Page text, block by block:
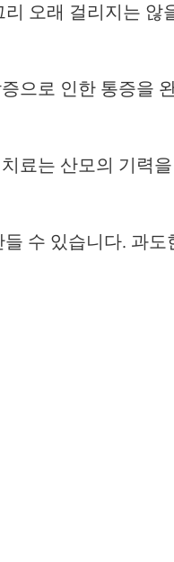
오래 걸리지는 않
으로 인한 통증을
료는 산모의 기력
수 있습니다. 과